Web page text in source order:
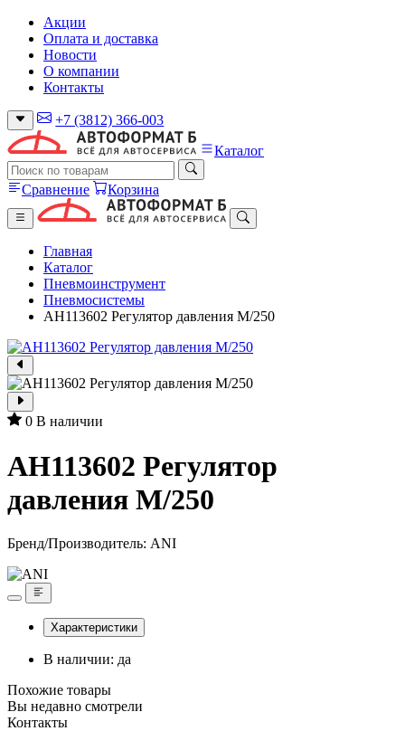
Акции
Оплата и доставка
Новости
О компании
Контакты
+7 (3812) 366-003
Каталог
Сравнение Корзина
Главная
Каталог
Пневмоинструмент
Пневмосистемы
AH113602 Регулятор давления М/250
0 В наличии
AH113602 Регулятор
давления М/250
Бренд/Производитель: ANI
Характеристики
В наличии: да
Похожие товары
Вы недавно смотрели
Контакты